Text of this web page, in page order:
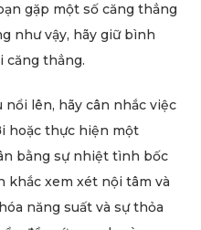
gặp một số căng thẳng
như vậy, hãy giữ bình
căng thẳng.
lên, hãy cân nhắc việc
hoặc thực hiện một
bằng sự nhiệt tình bốc
khắc xem xét nội tâm và
năng suất và sự thỏa